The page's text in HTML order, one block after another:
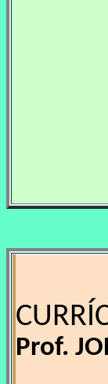
Prof.